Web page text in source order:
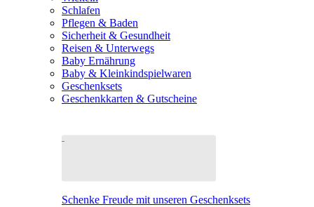
Schlafen
Pflegen & Baden
Sicherheit & Gesundheit
Reisen & Unterwegs
Baby Ernährung
Baby & Kleinkindspielwaren
Geschenksets
Geschenkkarten & Gutscheine
Schenke Freude mit unseren Geschenksets